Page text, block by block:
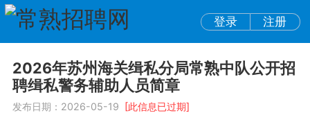
登录 注册
2026年苏州海关缉私分局常熟中队公开招
聘缉私警务辅助人员简章
发布日期：2026-05-19 [此信息已过期]